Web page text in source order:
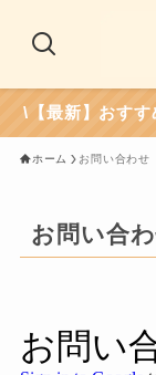
\【最新】おす
ホーム お問い合わせ
お問い合